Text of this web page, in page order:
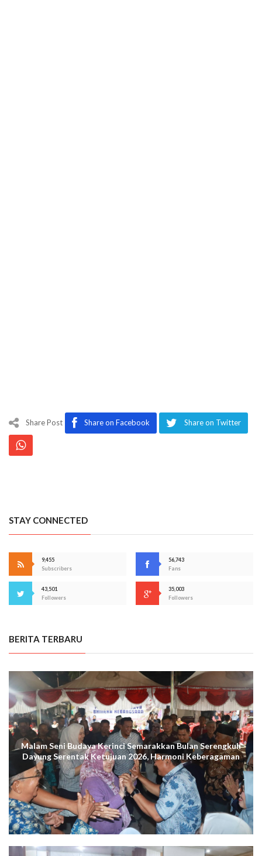
Share Post Share on Facebook Share on Twitter
STAY CONNECTED
9,455
Subscribers
56,743
Fans
43,501
Followers
35,003
Followers
BERITA TERBARU
Malam Seni Budaya Kerinci Semarakkan Bulan Serengkuh
Dayung Serentak Ketujuan 2026, Harmoni Keberagaman
Terus Menggema di Kuala Tungkal